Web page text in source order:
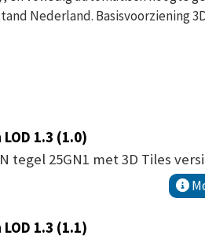
Nederland. Basisvoorziening
1.3 (1.0)
tegel 25GN1 met 3D Tiles
1.3 (1.1)